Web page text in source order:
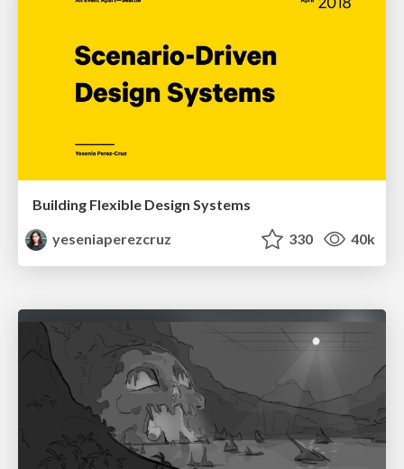
Building Flexible Design Systems
yeseniaperezcruz
330 40k